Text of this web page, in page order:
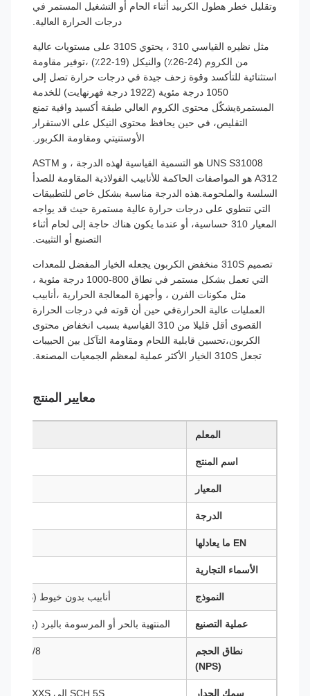
وتقليل خطر هطول الكربيد أثناء الحام أو التشغيل المستمر في
درجات الحرارة العالية.
مثل نظيره القياسي 310 ، يحتوي 310S على مستويات عالية
من الكروم (24-26٪) والنيكل (19-22٪) ،توفير مقاومة
استثنائية للتأكسد وقوة زحف جيدة في درجات حرارة تصل إلى
1050 درجة مئوية (1922 درجة فهرنهايت) للخدمة
المستمرةيشكّل محتوى الكروم العالي طبقة أكسيد واقية تمنع
التقليص، في حين يحافظ محتوى النيكل على الاستقرار
الأوستنيتي ومقاومة الكربور.
UNS S31008 هو التسمية القياسية لهذه الدرجة ، و ASTM
A312 هو المواصفات الحاكمة للأنابيب الفولاذية المقاومة للصدأ
السلسة والملحومة.هذه الدرجة مناسبة بشكل خاص للتطبيقات
التي تنطوي على درجات حرارة عالية مستمرة حيث قد يواجه
المعيار 310 حساسية، أو عندما يكون هناك حاجة إلى لحام أثناء
التصنيع أو التثبيت.
تصميم 310S منخفض الكربون يجعله الخيار المفضل للمعدات
التي تعمل بشكل مستمر في نطاق 800-1000 درجة مئوية ،
مثل مكونات الفرن ، وأجهزة المعالجة الحرارية ،أنابيب
العمليات عالية الحرارةفي حين أن قوته في درجات الحرارة
القصوى أقل قليلا من 310 القياسية بسبب انخفاض محتوى
الكربون،تحسين قابلية اللحام ومقاومة التآكل بين الحبيبات
تجعل 310S الخيار الأكثر عملية لمعظم الجمعيات المصنعة.
معايير المنتج
المعلم
اسم المنتج
المعيار
الدرجة
EN ما يعادلها
الأسماء التجارية
النموذج أنابيب بدون خيوط (SMLS) أو أنابيب مصفحة (ERW / EFW)
عملية التصنيع المنتهية بالحر أو المرسومة بالبرد (بدون
نطاق الحجم
(NPS)
1/8 "إلى 24" (قطر أكبر متوفر عند الطلب)
سمك الجدار SCH 5S إلى SCH XXS (حسب ASME B36.10 / B36.19)